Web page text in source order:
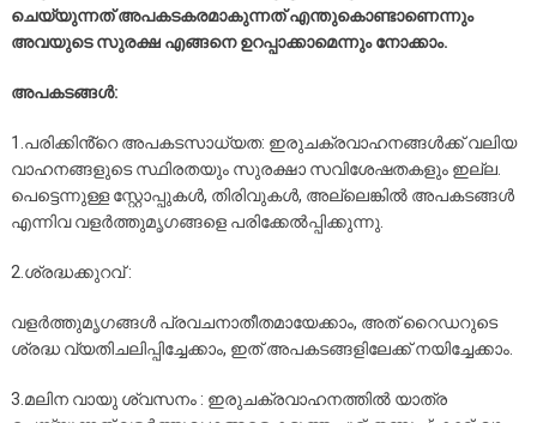
ചെയ്യുന്നത് അപകടകരമാകുന്നത് എന്തുകൊണ്ടാണെന്നും
അവയുടെ സുരക്ഷ എങ്ങനെ ഉറപ്പാക്കാമെന്നും നോക്കാം.
അപകടങ്ങൾ:
1.പരിക്കിൻ്റെ അപകടസാധ്യത: ഇരുചക്രവാഹനങ്ങൾക്ക് വലിയ
വാഹനങ്ങളുടെ സ്ഥിരതയും സുരക്ഷാ സവിശേഷതകളും ഇല്ല.
പെട്ടെന്നുള്ള സ്റ്റോപ്പുകൾ, തിരിവുകൾ, അല്ലെങ്കിൽ അപകടങ്ങൾ
എന്നിവ വളർത്തുമൃഗങ്ങളെ പരിക്കേൽപ്പിക്കുന്നു.
2.ശ്രദ്ധക്കുറവ് :
വളർത്തുമൃഗങ്ങൾ പ്രവചനാതീതമായേക്കാം, അത് റൈഡറുടെ
ശ്രദ്ധ വ്യതിചലിപ്പിച്ചേക്കാം, ഇത് അപകടങ്ങളിലേക്ക് നയിച്ചേക്കാം.
3.മലിന വായു ശ്വസനം : ഇരുചക്രവാഹനത്തിൽ യാത്ര